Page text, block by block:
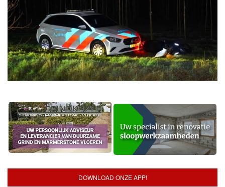
DOWNLOAD ONZE APP!